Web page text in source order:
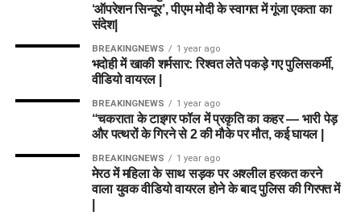
Official Notification Link
Anganwadi Vacancy 2026
Apply Online Link
‘ऑपरेशन सिन्दूर’, पीएम मोदी के स्वागत में गूंजा एकता का
संदेश|
BREAKINGNEWS 1 year ago
भदोही में खाकी शर्मसार: रिश्वत लेते पकड़े गए पुलिसकर्मी,
वीडियो वायरल |
BREAKINGNEWS 1 year ago
“चकराता के टाइगर फॉल में प्रकृति का कहर — भारी पेड़
और पत्थरों के गिरने से 2 की मौके पर मौत, कई घायल |
BREAKINGNEWS 1 year ago
मेरठ में महिला के साथ सड़क पर अश्लील हरकत करने
वाला युवक वीडियो वायरल होने के बाद पुलिस की गिरफ्त में